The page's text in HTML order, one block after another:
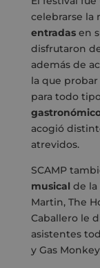
celebrarse la
entradasen
disfrutaron
además de
la que
para todo
acogió
atrevidos.
SCAMP
musical de la
Martin, The
Caballero le
asistentes
y Gas